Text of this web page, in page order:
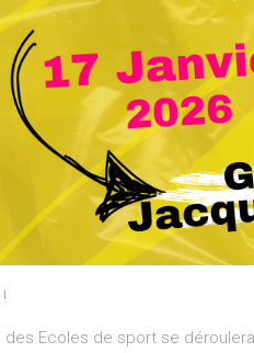
Ecoles de sport se